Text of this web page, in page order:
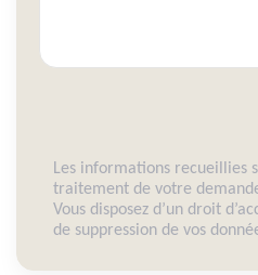
Les informations recueillies
traitement de votre
Vous disposez d’un droit
de suppression de vos